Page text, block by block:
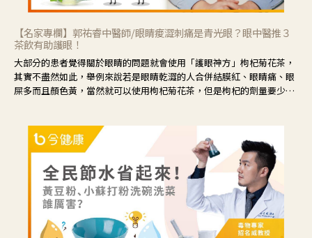
【名家專欄】郭祐睿中醫師/眼睛痠澀刺痛是青光眼？眼中醫推３
茶飲有助護眼！
大部分的患者覺得關於眼睛的問題就會使用「護眼神方」枸杞菊花茶，
其實不盡然如此，舉例來說若是眼睛乾澀的人合併結膜紅、眼睛痛、眼
屎多而且顏色黃，當然就可以使用枸杞菊花茶，但是枸杞的劑量要少，
候就要使用菊花、金銀花來治療；假如單純的眼睛乾澀，結膜沒有紅，
眼睛周圍沒有眼屎，這種情況是屬於「陰虛」，就可以使用枸杞、蓮
藕、麥門冬、山藥等比較滋潤的藥材，效果就更顯著。